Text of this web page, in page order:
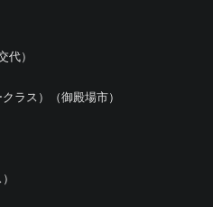
代）
ラス）（御殿場市）